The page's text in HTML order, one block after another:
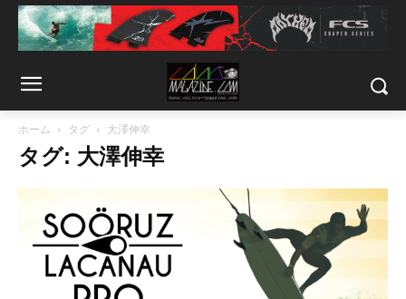
ホーム タグ 大澤伸幸
タグ: 大澤伸幸